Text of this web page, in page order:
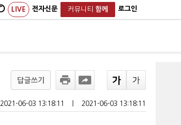
LIVE 전자신문 커뮤니티 함께 로그인
답글쓰기
2021-06-03 13:18:11 2021-06-03 13:18:11